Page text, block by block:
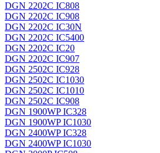
DGN 2202C IC808
DGN 2202C IC908
DGN 2202C IC30N
DGN 2202C IC5400
DGN 2202C IC20
DGN 2202C IC907
DGN 2502C IC928
DGN 2502C IC1030
DGN 2502C IC1010
DGN 2502C IC908
DGN 1900WP IC328
DGN 1900WP IC1030
DGN 2400WP IC328
DGN 2400WP IC1030